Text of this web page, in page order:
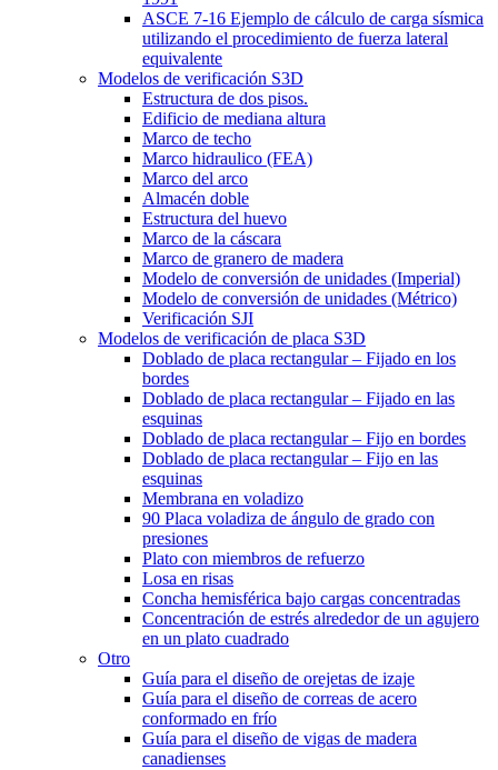
ASCE 7-16 Ejemplo de cálculo de carga sísmica
utilizando el procedimiento de fuerza lateral
equivalente
Modelos de verificación S3D
Estructura de dos pisos.
Edificio de mediana altura
Marco de techo
Marco hidraulico (FEA)
Marco del arco
Almacén doble
Estructura del huevo
Marco de la cáscara
Marco de granero de madera
Modelo de conversión de unidades (Imperial)
Modelo de conversión de unidades (Métrico)
Verificación SJI
Modelos de verificación de placa S3D
Doblado de placa rectangular – Fijado en los
bordes
Doblado de placa rectangular – Fijado en las
esquinas
Doblado de placa rectangular – Fijo en bordes
Doblado de placa rectangular – Fijo en las
esquinas
Membrana en voladizo
90 Placa voladiza de ángulo de grado con
presiones
Plato con miembros de refuerzo
Losa en risas
Concha hemisférica bajo cargas concentradas
Concentración de estrés alrededor de un agujero
en un plato cuadrado
Otro
Guía para el diseño de orejetas de izaje
Guía para el diseño de correas de acero
conformado en frío
Guía para el diseño de vigas de madera
canadienses